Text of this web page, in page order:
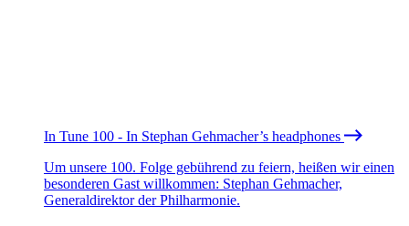
In Tune 100 - In Stephan Gehmacher’s headphones
Um unsere 100. Folge gebührend zu feiern, heißen wir einen
besonderen Gast willkommen: Stephan Gehmacher,
Generaldirektor der Philharmonie.